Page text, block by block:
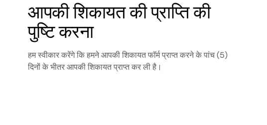
आपकी शिकायत की प्राप्ति की
पुष्टि करना
हम स्वीकार करेंगे कि हमने आपकी शिकायत फॉर्म प्राप्त करने के पांच (5)
दिनों के भीतर आपकी शिकायत प्राप्त कर ली है।